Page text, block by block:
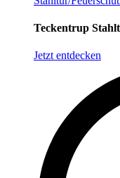
Teckentrup
Jetzt entdecken